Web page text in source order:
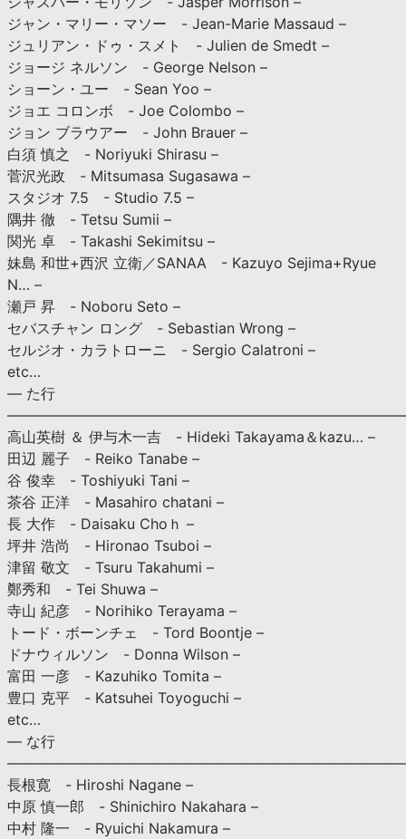
ジャン・マリー・マソー - Jean-Marie Massaud –
ジュリアン・ドゥ・スメト - Julien de Smedt –
ジョージ ネルソン - George Nelson –
ショーン・ユー - Sean Yoo –
ジョエ コロンボ - Joe Colombo –
ジョン ブラウアー - John Brauer –
白須 慎之 - Noriyuki Shirasu –
菅沢光政 - Mitsumasa Sugasawa –
スタジオ 7.5 - Studio 7.5 –
隅井 徹 - Tetsu Sumii –
関光 卓 - Takashi Sekimitsu –
妹島 和世+西沢 立衛／SANAA - Kazuyo Sejima+Ryue
N… –
瀬戸 昇 - Noboru Seto –
セバスチャン ロング - Sebastian Wrong –
セルジオ・カラトローニ - Sergio Calatroni –
etc…
— た行
高山英樹 ＆ 伊与木一吉 - Hideki Takayama＆kazu… –
田辺 麗子 - Reiko Tanabe –
谷 俊幸 - Toshiyuki Tani –
茶谷 正洋 - Masahiro chatani –
長 大作 - Daisaku Choｈ –
坪井 浩尚 - Hironao Tsuboi –
津留 敬文 - Tsuru Takahumi –
鄭秀和 - Tei Shuwa –
寺山 紀彦 - Norihiko Terayama –
トード・ボーンチェ - Tord Boontje –
ドナウィルソン - Donna Wilson –
富田 一彦 - Kazuhiko Tomita –
豊口 克平 - Katsuhei Toyoguchi –
etc…
— な行
長根寛 - Hiroshi Nagane –
中原 慎一郎 - Shinichiro Nakahara –
中村 隆一 - Ryuichi Nakamura –